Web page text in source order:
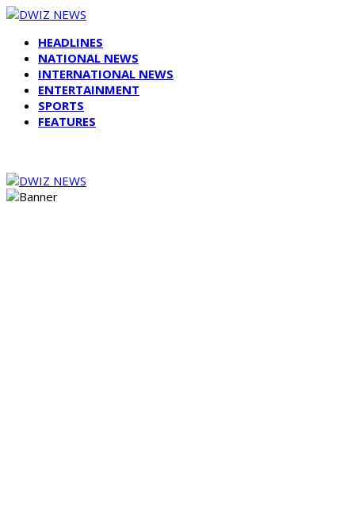
HEADLINES
NATIONAL NEWS
INTERNATIONAL NEWS
ENTERTAINMENT
SPORTS
FEATURES